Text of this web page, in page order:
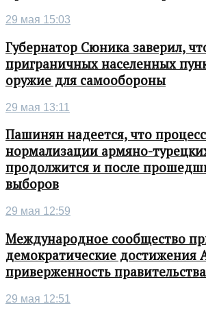
29 мая 15:03
Губернатор Сюника заверил,
приграничных населенных
оружие для самообороны
29 мая 13:11
Пашинян надеется, что процесс
нормализации армяно-
продолжится и после
выборов
29 мая 12:59
Международное сообщество
демократические достижения
приверженность
29 мая 12:51